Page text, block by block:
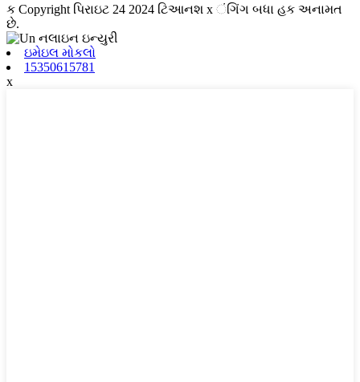
ક Copyright પિરાઇટ 24 2024 ટિઆનશ x ંગિંગ બધા હક અનામત
છે.
ઇમેઇલ મોકલો
15350615781
x